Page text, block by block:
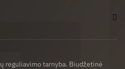
reguliavimo tarnyba. Biudžetinė